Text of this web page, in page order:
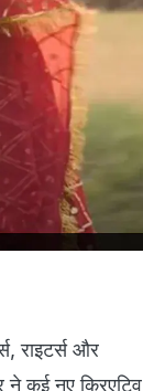
राइटर्स और
ने कई नए क्रिएटिव